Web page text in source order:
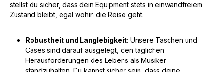
stellst du sicher, dass dein Equipment stets in einwandfreiem
Zustand bleibt, egal wohin die Reise geht.
Robustheit und Langlebigkeit: Unsere Taschen und
Cases sind darauf ausgelegt, den täglichen
Herausforderungen des Lebens als Musiker
standzuhalten. Du kannst sicher sein, dass deine